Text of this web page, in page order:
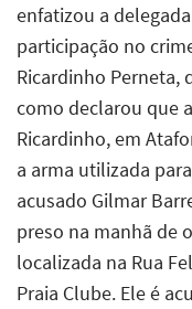
enfatizou a
participação no
Ricardinho
como declarou que
Ricardinho, em
a arma utilizada
acusado Gilmar
preso na manhã de
localizada na Rua
Praia Clube. Ele é